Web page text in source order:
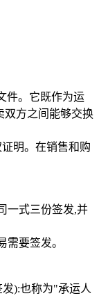
件。它既作为运
双方之间能够交换
明。在销售和购
一式三份签发,并
需要签发。
):也称为"承运人